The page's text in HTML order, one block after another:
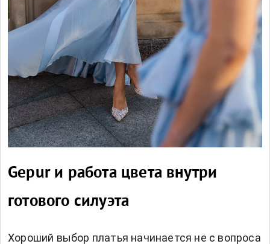
Gepur и работа цвета внутри
готового силуэта
Хороший выбор платья начинается не с вопроса